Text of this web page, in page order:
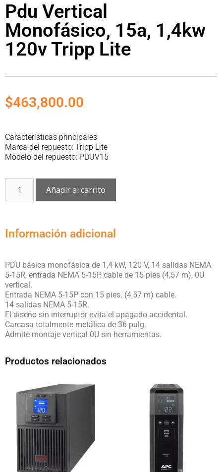
Pdu Vertical
Monofásico, 15a, 1,4kw
120v Tripp Lite
$463,800.00
Características principales
Marca del repuesto: Tripp Lite
Modelo del repuesto: PDUV15
Añadir al carrito
Información adicional
PDU básica monofásica de 1,4 kW, 120 V, 14 salidas NEMA
5-15R, entrada NEMA 5-15P, cable de 15 pies (4,57 m), 0U
vertical.
Entrada NEMA 5-15P con 15 pies. (4,57 m) cable.
14 salidas NEMA 5-15R.
El diseño sin interruptor evita el apagado accidental.
Carcasa totalmente metálica de 36 pulg.
Admite montaje vertical 0U sin herramientas.
Productos relacionados